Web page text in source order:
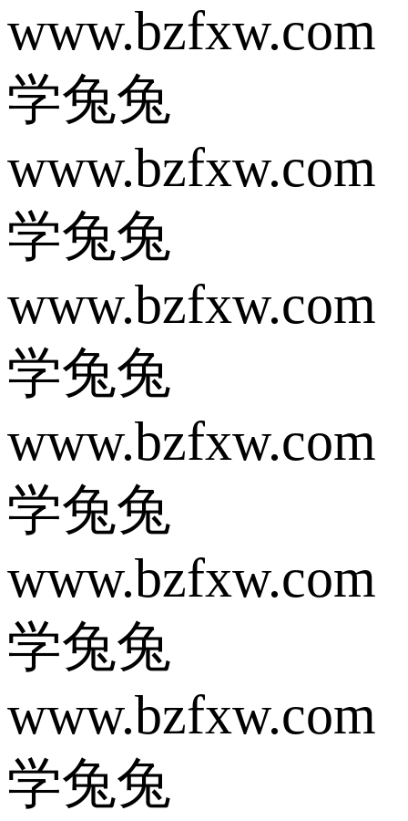
www.bzfxw.com
学兔兔
www.bzfxw.com
学兔兔
www.bzfxw.com
学兔兔
www.bzfxw.com
学兔兔
www.bzfxw.com
学兔兔
www.bzfxw.com
学兔兔